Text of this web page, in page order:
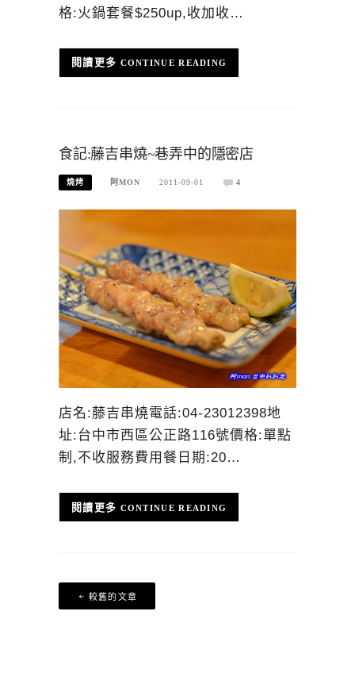
格:火鍋套餐$250up,收加收…
CONTINUE READING
食記:藤吉串燒~巷弄中的隱密店
燒烤 阿MON 2011-09-01 4
店名:藤吉串燒電話:04-23012398地
址:台中市西區公正路116號價格:單點
制,不收服務費用餐日期:20…
CONTINUE READING
文
章
較舊的文章